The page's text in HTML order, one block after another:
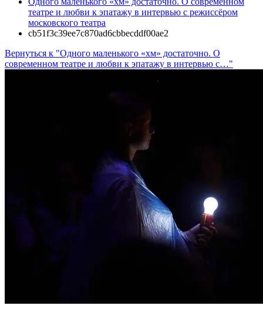
театре и любви к эпатажу в интервью с режиссёром
московского театра
cb51f3c39ee7c870ad6cbbecddf00ae2
Вернуться к "Одного маленького «хм» достаточно. О
современном театре и любви к эпатажу в интервью с…"